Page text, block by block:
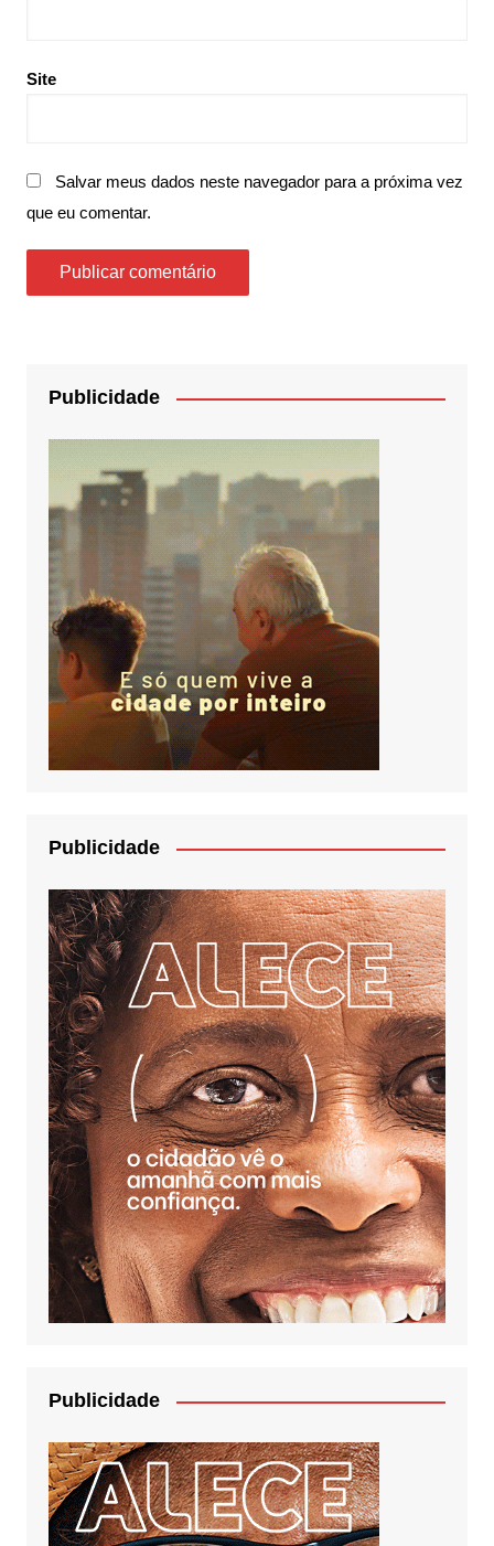
Site
Salvar meus dados neste navegador para a próxima vez
que eu comentar.
Publicidade
Publicidade
Publicidade